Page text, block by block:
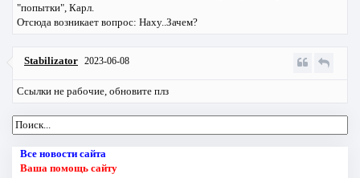
"попытки", Карл.
Отсюда возникает вопрос: Haxy..Зачем?
Stabilizator 2023-06-08
Ссылки не рабочие, обновите плз
Все новости сайта
Ваша помощь сайту